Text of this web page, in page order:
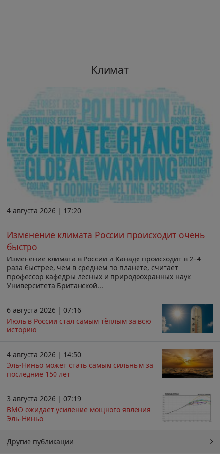
Климат
4 августа 2026 | 17:20
Изменение климата России происходит очень
быстро
Изменение климата в России и Канаде происходит в 2–4
раза быстрее, чем в среднем по планете, считает
профессор кафедры лесных и природоохранных наук
Университета Британской...
6 августа 2026 | 07:16
Июль в России стал самым тёплым за всю
историю
4 августа 2026 | 14:50
Эль-Ниньо может стать самым сильным за
последние 150 лет
3 августа 2026 | 07:19
ВМО ожидает усиление мощного явления
Эль-Ниньо
Другие публикации